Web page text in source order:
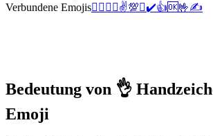
Verbundene Emojis🙆‍♂️ 🙆‍♀️✌️💯✅✔️👍🆗🤟✍️
Bedeutung von 👌
Emoji